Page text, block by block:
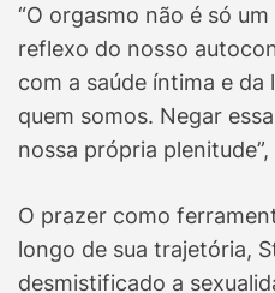
“O orgasmo não é só
reflexo do nosso
com a saúde íntima e da
quem somos. Negar
nossa própria
O prazer como
longo de sua trajetória,
desmistificado a